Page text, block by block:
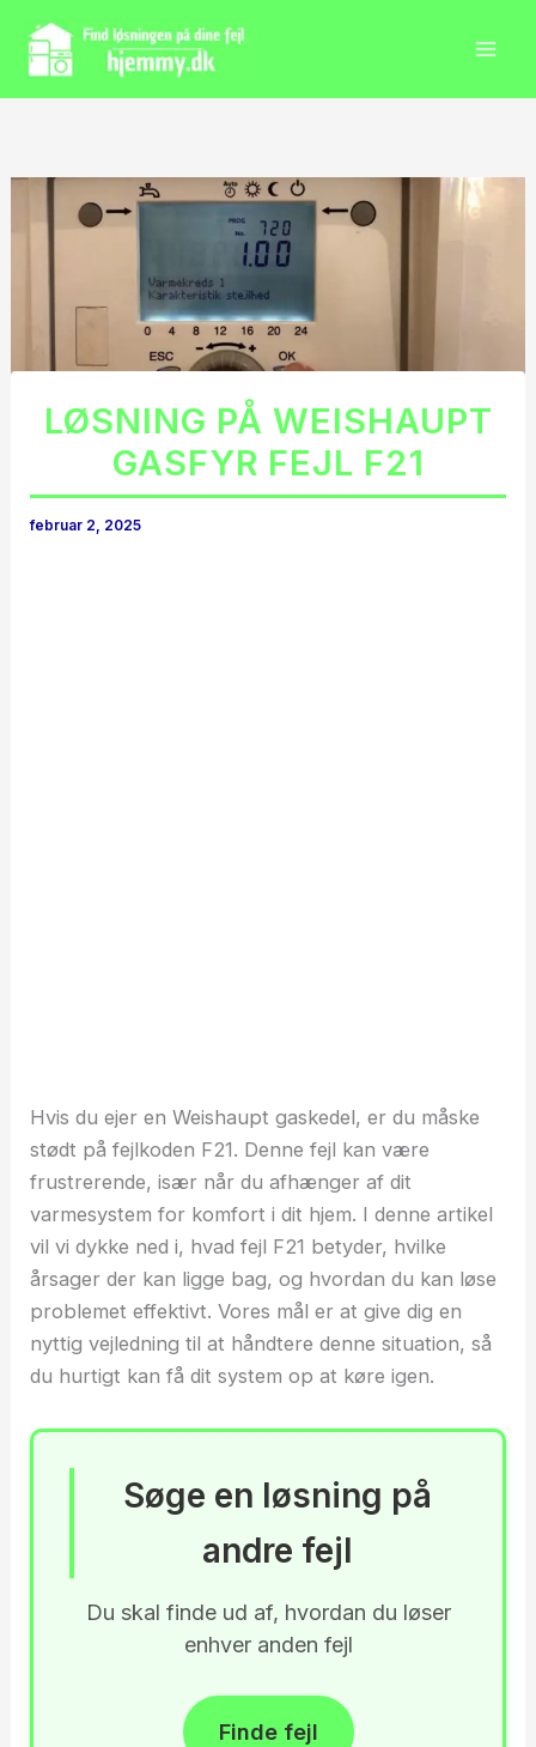
indholdet
LØSNING PÅ WEISHAUPT
GASFYR FEJL F21
februar 2, 2025
Hvis du ejer en Weishaupt gaskedel, er du måske
stødt på fejlkoden F21. Denne fejl kan være
frustrerende, især når du afhænger af dit
varmesystem for komfort i dit hjem. I denne artikel
vil vi dykke ned i, hvad fejl F21 betyder, hvilke
årsager der kan ligge bag, og hvordan du kan løse
problemet effektivt. Vores mål er at give dig en
nyttig vejledning til at håndtere denne situation, så
du hurtigt kan få dit system op at køre igen.
Søge en løsning på
andre fejl
Du skal finde ud af, hvordan du løser
enhver anden fejl
Finde fejl